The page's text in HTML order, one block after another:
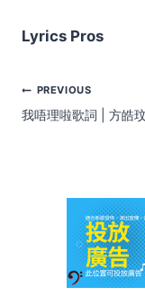
Lyrics Pros
Post
navigation
PREVIOUS
我唔理啦歌詞 | 方皓